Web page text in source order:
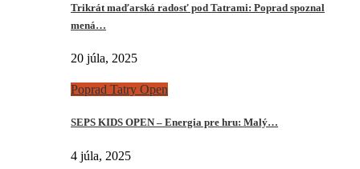
Trikrát maďarská radosť pod Tatrami: Poprad spoznal
mená…
20 júla, 2025
Poprad Tatry Open
SEPS KIDS OPEN – Energia pre hru: Malý…
4 júla, 2025